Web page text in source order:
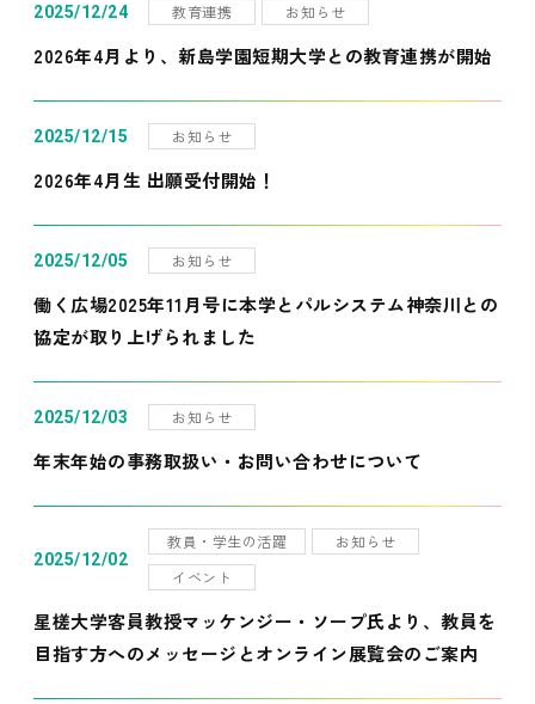
2025/12/24 教育連携 お知らせ
2026年4月より、新島学園短期大学との教育連携が開始
2025/12/15 お知らせ
2026年4月生 出願受付開始！
2025/12/05 お知らせ
働く広場2025年11月号に本学とパルシステム神奈川との
協定が取り上げられました
2025/12/03 お知らせ
年末年始の事務取扱い・お問い合わせについて
2025/12/02
教員・学生の活躍
お知らせ
イベント
星槎大学客員教授マッケンジー・ソープ氏より、教員を
目指す方へのメッセージとオンライン展覧会のご案内